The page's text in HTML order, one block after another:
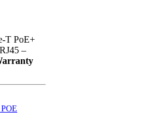
T PoE+
–